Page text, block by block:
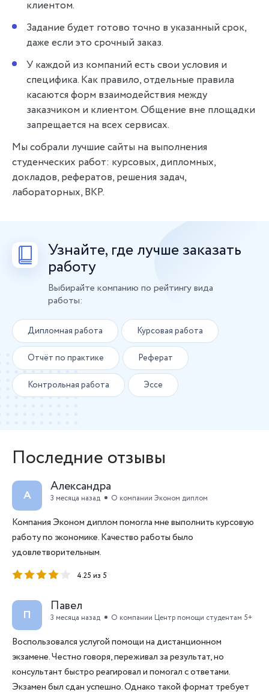
клиентом.
Задание будет готово точно в указанный срок,
даже если это срочный заказ.
У каждой из компаний есть свои условия и
специфика. Как правило, отдельные правила
касаются форм взаимодействия между
заказчиком и клиентом. Общение вне площадки
запрещается на всех сервисах.
Мы собрали лучшие сайты на выполнения
студенческих работ: курсовых, дипломных,
докладов, рефератов, решения задач,
лабораторных, ВКР.
Узнайте, где лучше заказать
работу
Выбирайте компанию по рейтингу вида
работы:
Дипломная работа Курсовая работа
Отчёт по практике Реферат
Контрольная работа Эссе
Последние отзывы
А
Александра
3 месяца назад О компании Эконом диплом
4.25 из 5
Компания Эконом диплом помогла мне выполнить курсовую
работу по экономике. Качество работы было
удовлетворительным.
П
Павел
3 месяца назад О компании Центр помощи студентам 5+
Воспользовался услугой помощи на дистанционном
экзамене. Честно говоря, переживал за результат, но
консультант быстро реагировал и помогал с ответами.
Экзамен был сдан успешно. Однако такой формат требует